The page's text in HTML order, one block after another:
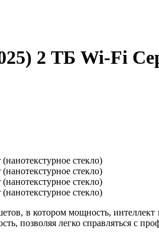
2 ТБ Wi-Fi
в котором мощность,
позволяя легко справляться с